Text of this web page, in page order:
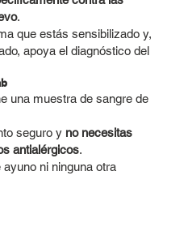
.
que estás sensibilizado y,
apoya el diagnóstico del
una muestra de sangre de
seguro y no necesitas
antialérgicos.
ni ninguna otra